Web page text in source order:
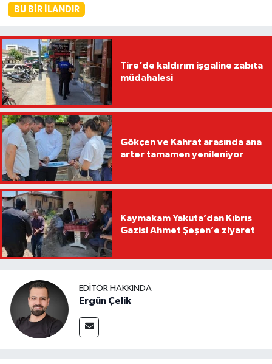
BU BIR İLANDIR
Tire’de kaldırım işgaline zabıta
müdahalesi
Gökçen ve Kahrat arasında ana
arter tamamen yenileniyor
Kaymakam Yakuta’dan Kıbrıs
Gazisi Ahmet Şeşen’e ziyaret
EDITÖR HAKKINDA
Ergün Çelik